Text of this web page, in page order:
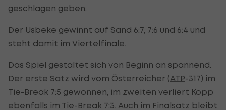
geschlagen geben.
Der Usbeke gewinnt auf Sand 6:7, 7:6 und 6:4 und
steht damit im Viertelfinale.
Das Spiel gestaltet sich von Beginn an spannend.
Der erste Satz wird vom Österreicher (ATP-317) im
Tie-Break 7:5 gewonnen, im zweiten verliert Kopp
ebenfalls im Tie-Break 7:3. Auch im Finalsatz bleibt